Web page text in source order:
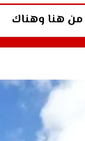
من هنا وهناك